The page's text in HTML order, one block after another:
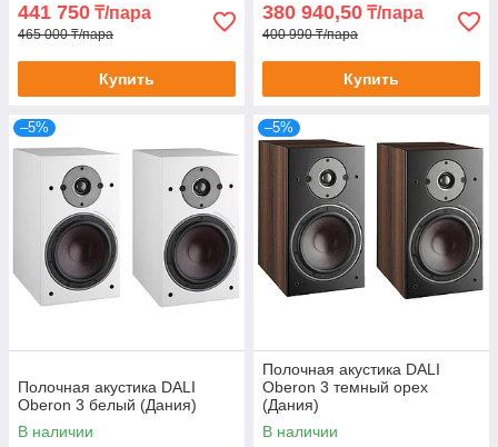
441 750 ₸/пара
465 000 ₸/пара
Купить
380 940,50 ₸/пара
400 990 ₸/пара
Купить
–5%
Полочная акустика DALI
Oberon 3 белый (Дания)
В наличии
–5%
Полочная акустика DALI
Oberon 3 темный орех
(Дания)
В наличии